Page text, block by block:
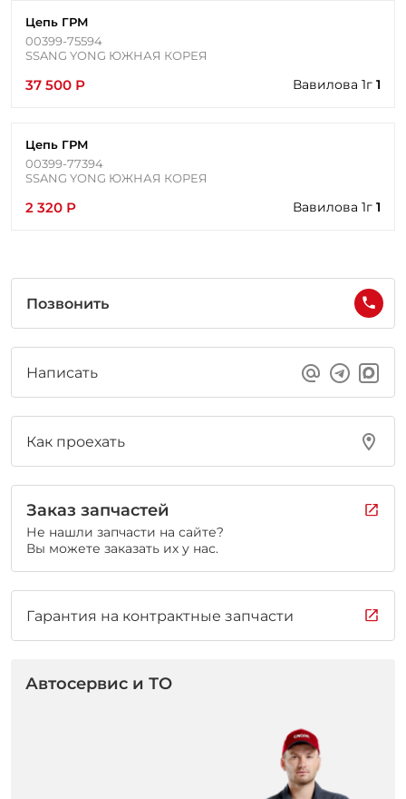
Цепь ГРМ
00399-75594
SSANG YONG ЮЖНАЯ КОРЕЯ
37 500 Р Вавилова 1г 1
Цепь ГРМ
00399-77394
SSANG YONG ЮЖНАЯ КОРЕЯ
2 320 Р Вавилова 1г 1
Позвонить
Написать
Как проехать
Заказ запчастей
Не нашли запчасти на сайте?
Вы можете заказать их у нас.
Гарантия на контрактные запчасти
Автосервис и ТО